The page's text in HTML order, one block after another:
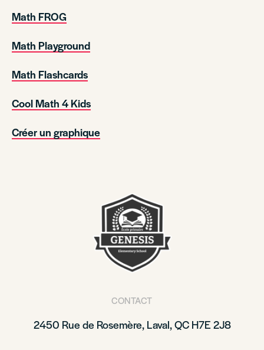
Math FROG
Math Playground
Math Flashcards
Cool Math 4 Kids
Créer un graphique
CONTACT
2450 Rue de Rosemère, Laval, QC H7E 2J8